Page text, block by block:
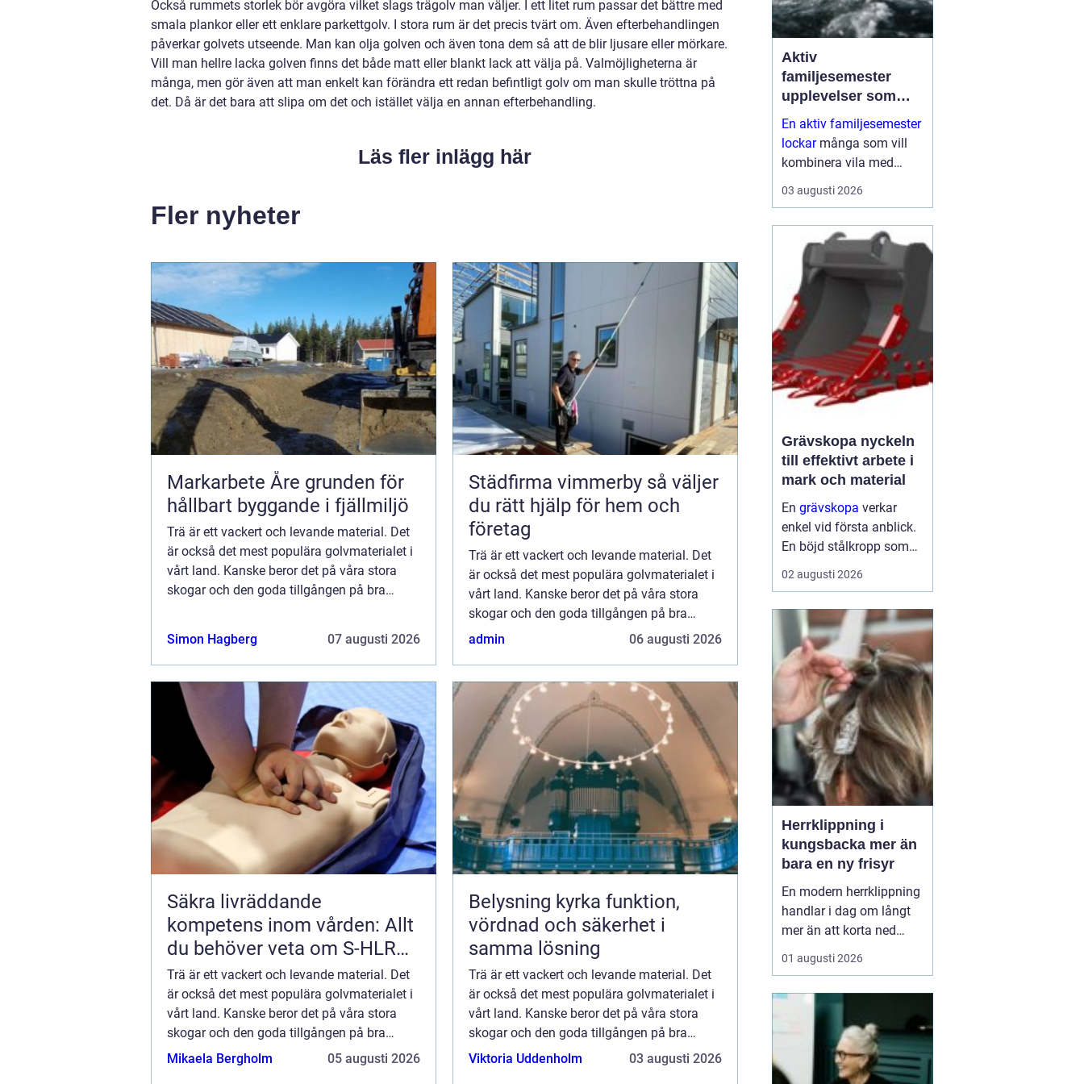
Också rummets storlek bör avgöra vilket slags trägolv man väljer. I ett litet rum passar det bättre med
smala plankor eller ett enklare parkettgolv. I stora rum är det precis tvärt om. Även efterbehandlingen
påverkar golvets utseende. Man kan olja golven och även tona dem så att de blir ljusare eller mörkare.
Vill man hellre lacka golven finns det både matt eller blankt lack att välja på. Valmöjligheterna är
många, men gör även att man enkelt kan förändra ett redan befintligt golv om man skulle tröttna på
det. Då är det bara att slipa om det och istället välja en annan efterbehandling.
Läs fler inlägg här
Fler nyheter
Markarbete Åre grunden för
hållbart byggande i fjällmiljö
Trä är ett vackert och levande material. Det
är också det mest populära golvmaterialet i
vårt land. Kanske beror det på våra stora
skogar och den goda tillgången på bra
Simon Hagberg
07 augusti 2026
Städfirma vimmerby så väljer
du rätt hjälp för hem och
företag
Trä är ett vackert och levande material. Det
är också det mest populära golvmaterialet i
vårt land. Kanske beror det på våra stora
skogar och den goda tillgången på bra
virke? Men trä ä...
admin 06 augusti 2026
Säkra livräddande
kompetens inom vården: Allt
du behöver veta om S-HLR
för barn
Trä är ett vackert och levande material. Det
är också det mest populära golvmaterialet i
vårt land. Kanske beror det på våra stora
skogar och den goda tillgången på bra
virke? Men trä ä...
Mikaela Bergholm 05 augusti 2026
Belysning kyrka funktion,
vördnad och säkerhet i
samma lösning
Trä är ett vackert och levande material. Det
är också det mest populära golvmaterialet i
vårt land. Kanske beror det på våra stora
skogar och den goda tillgången på bra
virke? Men trä ä...
Viktoria Uddenholm 03 augusti 2026
Aktiv
familjesemester
upplevelser som
alla i familjen minns
En aktiv familjesemester
lockarmånga som vill
kombinera vila med
rörelse, gemenskap och
naturupplevelser. I stället
poolen söker fler familjer
resor där både barn och
vu...
03 augusti 2026
Grävskopa nyckeln
till effektivt arbete i
mark och material
En grävskopa verkar
enkel vid första anblick.
En böjd stålkropp som
flyttar jord, sten eller
schaktmassor från en
bakom formen finns
noggrann
ingenjörskonst, slitstarka
materi...
02 augusti 2026
Herrklippning i
kungsbacka mer än
bara en ny frisyr
En modern herrklippning
handlar i dag om långt
mer än att korta ned
håret. Många män vill ha
en stil som både
gymmet och till fest,
utan att behöva lägga
för mycket tid framför
spegeln varje morgon.
01 augusti 2026